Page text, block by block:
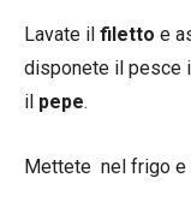
Lavate il filetto e
disponete il pesce
il pepe.
Mettete nel frigo e